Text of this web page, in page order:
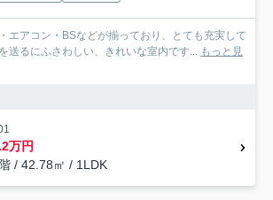
エアコン・BSなどが揃っており、とても充実して
送るにふさわしい、きれいな室内です... もっと見
万円
/ 42.78㎡ / 1LDK